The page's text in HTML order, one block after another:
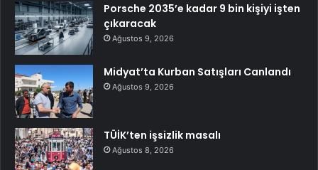
Porsche 2035’e kadar 9 bin kişiyi işten
çıkaracak
Ağustos 9, 2026
Midyat’ta Kurban Satışları Canlandı
Ağustos 9, 2026
TÜİK’ten işsizlik masalı
Ağustos 8, 2026